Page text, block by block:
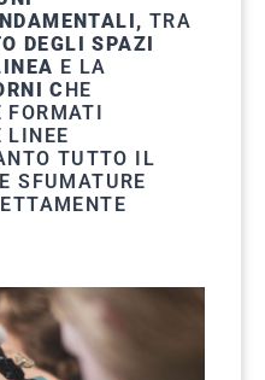
TRA
DEGLI SPAZI
E LA
C HE
FORMATI
LINEE
TUTTO IL
SFUMATURE